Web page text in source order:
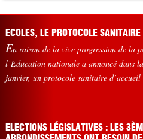
ECOLES, LE PROTOCOLE
En raison de la vive progression de la
l’Education nationale a annoncé dans
janvier, un protocole sanitaire d’accueil
ELECTIONS LÉGISLATIVES : LES